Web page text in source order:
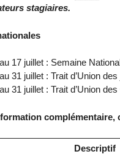
stagiaires.
17 juillet : Semaine
31 juillet : Trait d’Union
31 juillet : Trait d’Union
complémentaire,
Descriptif